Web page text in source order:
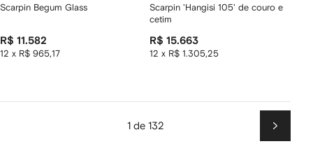
Scarpin Begum Glass
R$ 11.582
12 x R$ 965,17
Scarpin 'Hangisi 105' de couro e
cetim
R$ 15.663
12 x R$ 1.305,25
1 de 132